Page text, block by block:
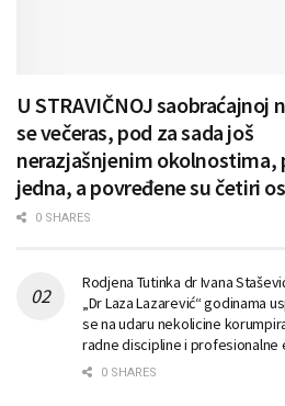
U STRAVIČNOJ saobraćajnoj
se večeras, pod za sada još
nerazjašnjenim okolnostima,
jedna, a povređene su četiri
0 SHARES
Rodjena Tutinka dr Ivana
„Dr Laza Lazarević“ godinama
se na udaru nekolicine
radne discipline i profesionalne
0 SHARES